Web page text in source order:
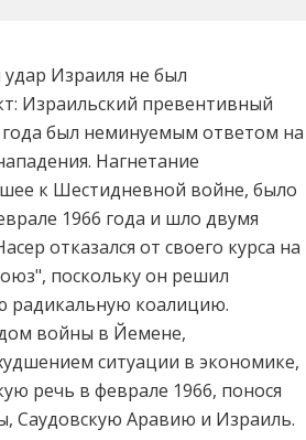
Израиля не был
Израильский превентивный
был неминуемым ответом на
Нагнетание
к Шестидневной войне, было
1966 года и шло двумя
отказался от своего курса на
поскольку он решил
радикальную коалицию.
войны в Йемене,
ситуации в экономике,
речь в феврале 1966, понося
Саудовскую Аравию и Израиль.